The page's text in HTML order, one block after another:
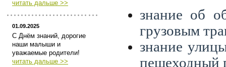
знание об
грузовым
знание
пешеходный
читать дальше >>
01.09.2025
С Днём знаний, дорогие
наши малыши и
уважаемые родители!
читать дальше >>